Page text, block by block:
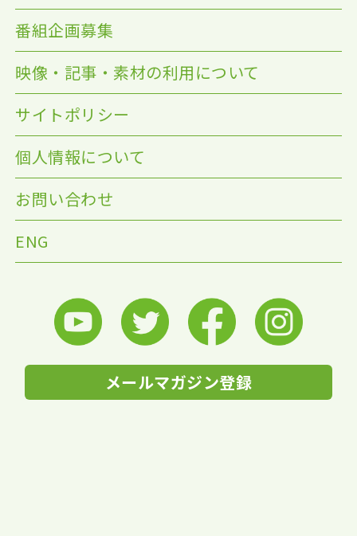
番組企画募集
映像・記事・素材の利用について
サイトポリシー
個人情報について
お問い合わせ
ENG
メールマガジン登録